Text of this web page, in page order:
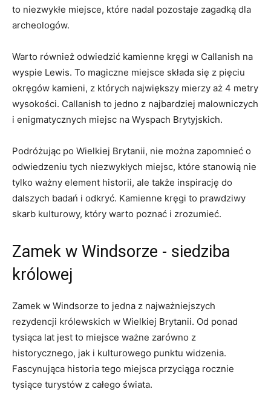
to niezwykłe ⁢miejsce, które nadal pozostaje zagadką dla
archeologów.
Warto również ⁤odwiedzić ‍kamienne ⁣kręgi ⁢w Callanish na
wyspie Lewis. ‌To magiczne ⁣miejsce ⁢składa się z pięciu ​
okręgów kamieni, z których największy mierzy aż 4 ‍metry
⁢wysokości. Callanish to jedno z najbardziej ‍malowniczych
⁤i enigmatycznych miejsc na Wyspach Brytyjskich.
Podróżując po Wielkiej Brytanii, nie można⁣ zapomnieć o
odwiedzeniu tych niezwykłych miejsc, ‌które stanowią nie
tylko ważny element historii, ⁤ale także ⁤inspirację do
dalszych badań​ i odkryć. Kamienne kręgi ​to prawdziwy
skarb kulturowy, który warto poznać i zrozumieć.
Zamek w Windsorze ‌- siedziba
królowej
Zamek w Windsorze to​ jedna z najważniejszych
rezydencji królewskich⁤ w Wielkiej ‌Brytanii. ‍Od ponad
tysiąca lat jest to miejsce ​ważne ‌zarówno z
historycznego, ​jak i kulturowego punktu widzenia.
Fascynująca ‌historia tego miejsca ​przyciąga rocznie
tysiące turystów z całego ⁢świata.